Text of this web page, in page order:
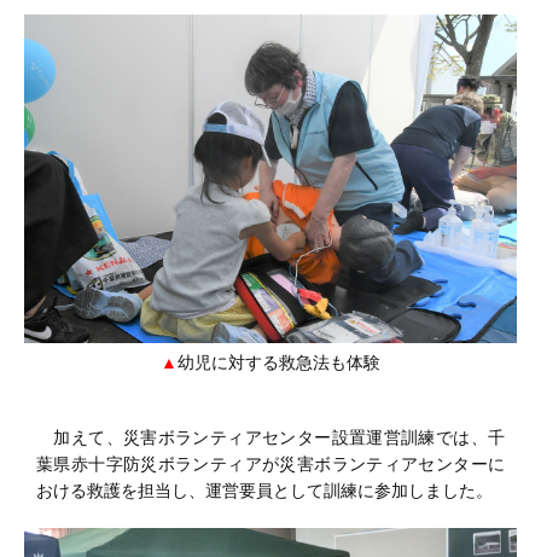
幼児に対する救急法も体験
加えて、災害ボランティアセンター設置運営訓練では、千
葉県赤十字防災ボランティアが災害ボランティアセンターに
おける救護を担当し、運営要員として訓練に参加しました。